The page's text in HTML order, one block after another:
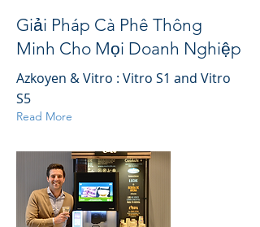
Giải Pháp Cà Phê Thông
Minh Cho Mọi Doanh Nghiệp
Azkoyen & Vitro : Vitro S1 and Vitro
S5
Read More